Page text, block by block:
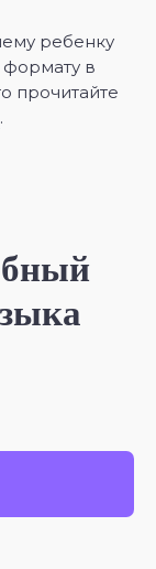
ребенку
формату в
прочитайте
.